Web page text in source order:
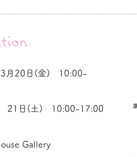
3月20日(金) 10:00-
) 10:00-17:00
Gallery